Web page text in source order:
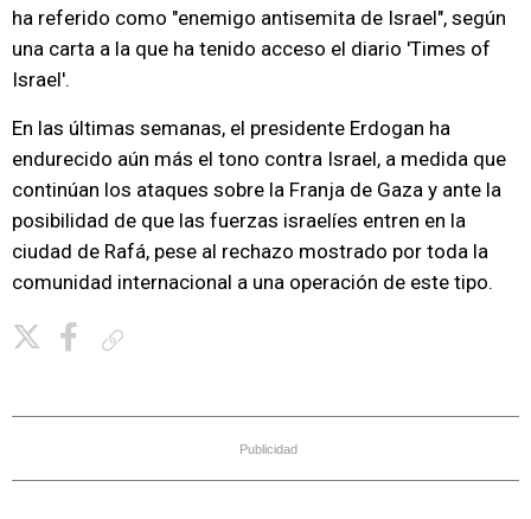
ha referido como "enemigo antisemita de Israel", según
una carta a la que ha tenido acceso el diario 'Times of
Israel'.
En las últimas semanas, el presidente Erdogan ha
endurecido aún más el tono contra Israel, a medida que
continúan los ataques sobre la Franja de Gaza y ante la
posibilidad de que las fuerzas israelíes entren en la
ciudad de Rafá, pese al rechazo mostrado por toda la
comunidad internacional a una operación de este tipo.
Publicidad